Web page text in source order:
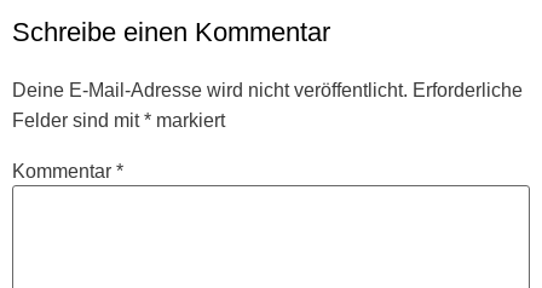
Schreibe einen Kommentar
Deine E-Mail-Adresse wird nicht veröffentlicht. Erforderliche
Felder sind mit* markiert
Kommentar *